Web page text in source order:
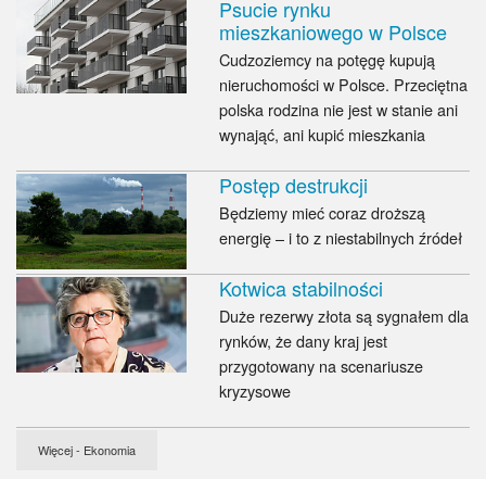
Psucie rynku
mieszkaniowego w Polsce
Cudzoziemcy na potęgę kupują
nieruchomości w Polsce. Przeciętna
polska rodzina nie jest w stanie ani
wynająć, ani kupić mieszkania
Postęp destrukcji
Będziemy mieć coraz droższą
energię – i to z niestabilnych źródeł
Kotwica stabilności
Duże rezerwy złota są sygnałem dla
rynków, że dany kraj jest
przygotowany na scenariusze
kryzysowe
Więcej - Ekonomia